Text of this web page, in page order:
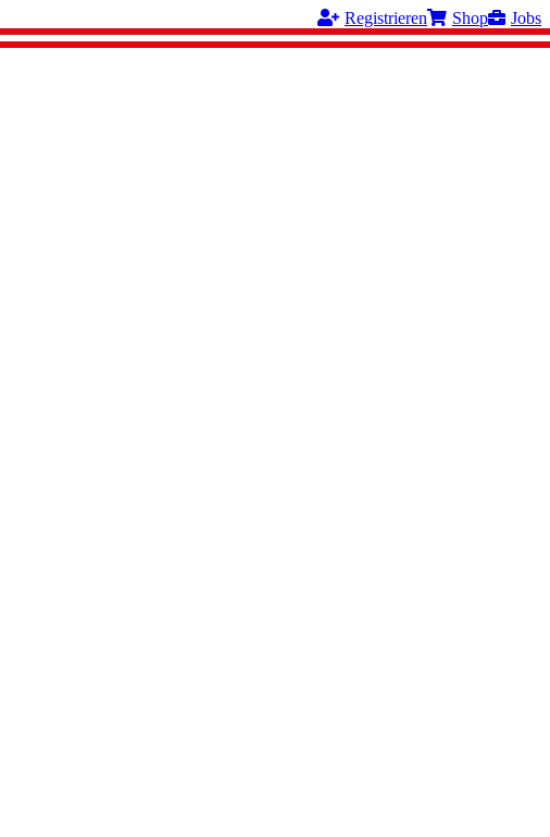
Registrieren Shop Jobs